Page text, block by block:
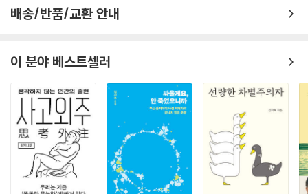
일상화된 사회에서 아이를 낳고서는 도저히 생존할 수 없을 거라는 두려움
생을 강요하는 가족 문화와 사회 인식도 포비아를 불러일으켰다. 여성에게
육아 주무자가 되기를 기대하는 잔존하는 가부장적 관념에 더해 맘충, 노
키즈존 등으로 대변되는 아이와 엄마에 대한 혐오는 여성들의 출산을 가로
막는 기제가 됐다. 우리나라 특유의 문화인 눈치 문화와 규범의식은 적령
기가 지난 이들과 다양성을 가진 이들이 결혼과 출산을 머뭇거리게 했다.
책은 과거 세대와 다른 삶을 살고 싶어 하는 청년들에게 현재의 출산과 육
아를 둘러싼 사회 여건과 문화가 얼마나 큰 부담과 어려움으로 다가오는지
생생하게 전달한다.
배송/반품/교환 안내
이 분야 베스트셀러